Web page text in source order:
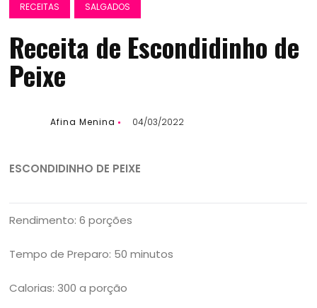
RECEITAS SALGADOS
Receita de Escondidinho de
Peixe
Afina Menina 04/03/2022
ESCONDIDINHO DE PEIXE
Rendimento: 6 porções
Tempo de Preparo: 50 minutos
Calorias: 300 a porção